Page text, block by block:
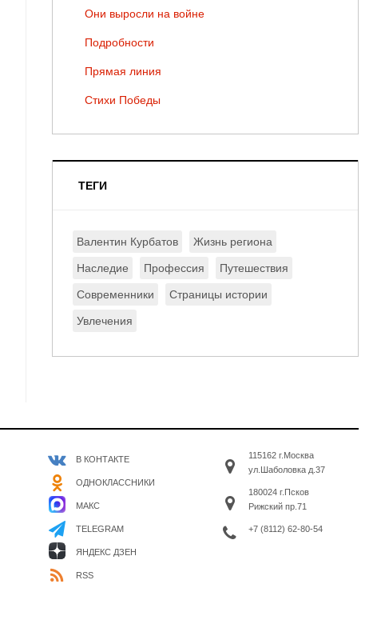
Они выросли на войне
Подробности
Прямая линия
Стихи Победы
ТЕГИ
Валентин Курбатов Жизнь региона
Наследие Профессия Путешествия
Современники Страницы истории
Увлечения
В КОНТАКТЕ
ОДНОКЛАССНИКИ
МАКС
TELEGRAM
ЯНДЕКС ДЗЕН
RSS
115162 г.Москва
ул.Шаболовка д.37
180024 г.Псков
Рижский пр.71
+7 (8112) 62-80-54